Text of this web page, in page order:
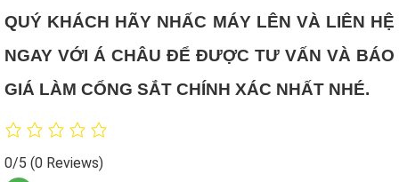
QUÝ KHÁCH HÃY NHẤC MÁY LÊN VÀ LIÊN HỆ
NGAY VỚI Á CHÂU ĐỂ ĐƯỢC TƯ VẤN VÀ BÁO
GIÁ LÀM CỔNG SẮT CHÍNH XÁC NHẤT NHÉ.
0/5 (0 Reviews)